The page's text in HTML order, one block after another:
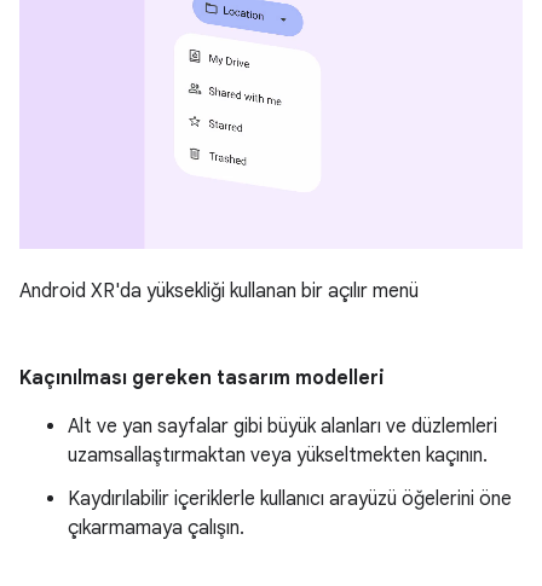
Android XR'da yüksekliği kullanan bir açılır menü
Kaçınılması gereken tasarım modelleri
Alt ve yan sayfalar gibi büyük alanları ve düzlemleri
uzamsallaştırmaktan veya yükseltmekten kaçının.
Kaydırılabilir içeriklerle kullanıcı arayüzü öğelerini öne
çıkarmamaya çalışın.